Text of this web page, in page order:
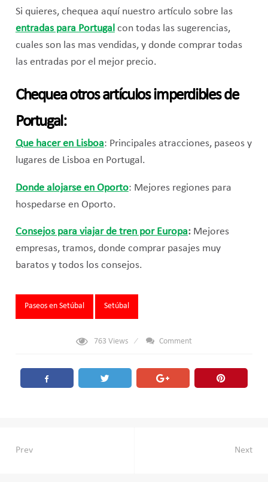
Si quieres, chequea aquí nuestro artículo sobre las
entradas para Portugalcon todas las sugerencias,
cuales son las mas vendidas, y donde comprar todas
las entradas por el mejor precio.
Chequea otros artículos imperdibles de
Portugal:
Que hacer en Lisboa: Principales atracciones, paseos y
lugares de Lisboa en Portugal.
Donde alojarse en Oporto: Mejores regiones para
hospedarse en Oporto.
Consejos para viajar de tren por Europa:Mejores
empresas, tramos, donde comprar pasajes muy
baratos y todos los consejos.
Tags:
Paseos en Setúbal Setúbal
763Views Comment
Navegación
Prev Next